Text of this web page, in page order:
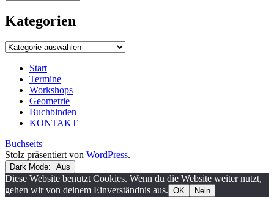
Kategorien
Kategorien
Start
Termine
Workshops
Geometrie
Buchbinden
KONTAKT
Buchseits
Stolz präsentiert von WordPress.
Dark Mode:
Diese Website benutzt Cookies. Wenn du die Website weiter nutzt,
gehen wir von deinem Einverständnis aus. OK Nein